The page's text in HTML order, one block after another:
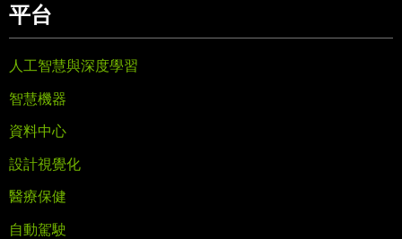
平台
人工智慧與深度學習
智慧機器
資料中心
設計視覺化
醫療保健
自動駕駛